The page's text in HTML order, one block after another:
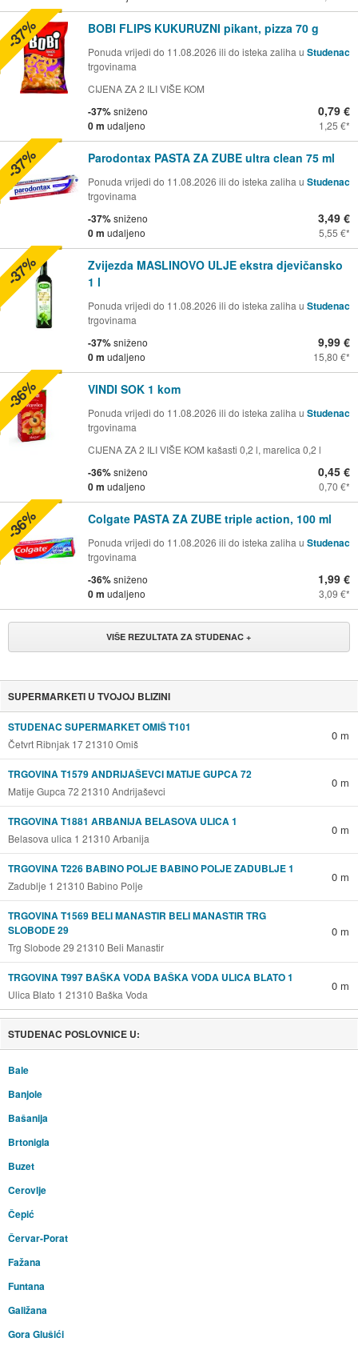
BOBI FLIPS KUKURUZNI pikant, pizza 70 g
Ponuda vrijedi do 11.08.2026 ili do isteka zaliha u Studenac
trgovinama
CIJENA ZA 2 ILI VIŠE KOM
-37%sniženo
0 m udaljeno
0,79 €
1,25 €
-37%
Parodontax PASTA ZA ZUBE ultra clean 75 ml
Ponuda vrijedi do 11.08.2026 ili do isteka zaliha u Studenac
trgovinama
-37%sniženo
0 m udaljeno
3,49 €
5,55 €
-37%
Zvijezda MASLINOVO ULJE ekstra djevičansko
1 l
Ponuda vrijedi do 11.08.2026 ili do isteka zaliha u Studenac
trgovinama
-37%sniženo
0 m udaljeno
9,99 €
15,80 €
-37%
VINDI SOK 1 kom
Ponuda vrijedi do 11.08.2026 ili do isteka zaliha u Studenac
trgovinama
CIJENA ZA 2 ILI VIŠE KOM kašasti 0,2 l, marelica 0,2 l
-36%sniženo
0 m udaljeno
0,45 €
0,70 €
-36%
Colgate PASTA ZA ZUBE triple action, 100 ml
Ponuda vrijedi do 11.08.2026 ili do isteka zaliha u Studenac
trgovinama
-36%sniženo
0 m udaljeno
1,99 €
3,09 €
-36%
VIŠE REZULTATA ZA STUDENAC +
SUPERMARKETI U TVOJOJ BLIZINI
STUDENAC SUPERMARKET OMIŠ T101
Četvrt Ribnjak 17 21310 Omiš
0 m
TRGOVINA T1579 ANDRIJAŠEVCI MATIJE GUPCA 72
Matije Gupca 72 21310 Andrijaševci
0 m
TRGOVINA T1881 ARBANIJA BELASOVA ULICA 1
Belasova ulica 1 21310 Arbanija
0 m
TRGOVINA T226 BABINO POLJE BABINO POLJE ZADUBLJE 1
Zadublje 1 21310 Babino Polje
0 m
TRGOVINA T1569 BELI MANASTIR BELI MANASTIR TRG
SLOBODE 29
Trg Slobode 29 21310 Beli Manastir
0 m
TRGOVINA T997 BAŠKA VODA BAŠKA VODA ULICA BLATO 1
Ulica Blato 1 21310 Baška Voda
0 m
STUDENAC POSLOVNICE U:
Bale
Banjole
Bašanija
Brtonigla
Buzet
Cerovlje
Čepić
Červar-Porat
Fažana
Funtana
Galižana
Gora Glušići